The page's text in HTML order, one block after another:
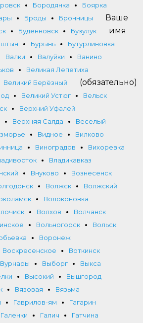
Бородянка
Боярка
Броды
Бронницы
Буденновск
Бузулук
Бурынь
Бутурлиновка
Валки Валуйки
Ванино
Великая Лепетиха
Великий Берёзный
Великий Устюг
Вельск
Верхний Уфалей
Верхняя Салда
Веселый
Видное
Вилково
Виноградов
Вихоревка
Владикавказ
Внуково
Вознесенск
Волжск
Волжский
Волоконовка
Волхов
Волчанск
Вольногорск
Вольск
Воронеж
Воскресенское
Воткинск
Вурнары Выборг
Выкса
Высокий
Вышгород
Вязовая
Вязьма
Гаврилов-ям
Гагарин
Галенки Галич
Гатчина
Ваше
имя
(обязательно)